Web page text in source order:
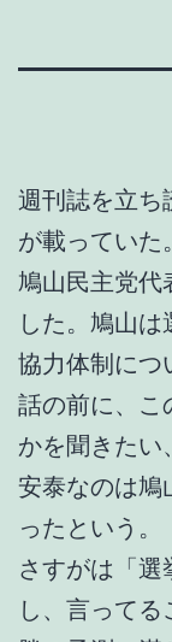
週刊誌を立ち
が載っていた。
鳩山民主党代
した。鳩山
協力体制につ
話の前に、こ
かを聞きたい
安泰なのは鳩
ったという。
さすがは「選
し、言って